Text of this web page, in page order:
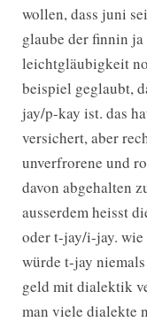
wollen, dass juni
glaube der finnin
leichtgläubigkeit
beispiel geglaubt,
jay/p-kay ist. das
versichert, aber
unverfrorene und
davon abgehalten
ausserdem heisst
oder t-jay/i-jay. wie
würde t-jay
geld mit dialektik
man viele dialekte